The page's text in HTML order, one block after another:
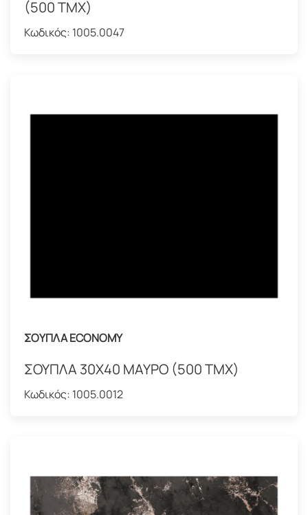
(500 ΤΜΧ)
Κωδικός: 1005.0047
ΣΟΥΠΛΑ ECONOMY
ΣΟΥΠΛΑ 30Χ40 ΜΑΥΡΟ (500 ΤΜΧ)
Κωδικός: 1005.0012